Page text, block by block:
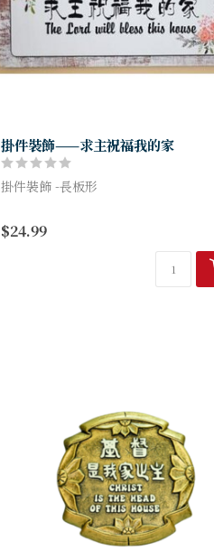
掛件裝飾——求主祝福我的家
掛件裝飾 -長板形
$24.99